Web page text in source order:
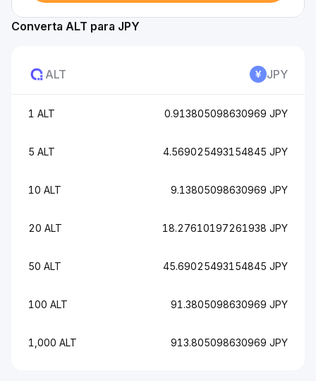
Converta ALT para JPY
ALT JPY
1 ALT 0.913805098630969 JPY
5 ALT 4.569025493154845 JPY
10 ALT 9.13805098630969 JPY
20 ALT 18.27610197261938 JPY
50 ALT 45.69025493154845 JPY
100 ALT 91.3805098630969 JPY
1,000 ALT 913.805098630969 JPY